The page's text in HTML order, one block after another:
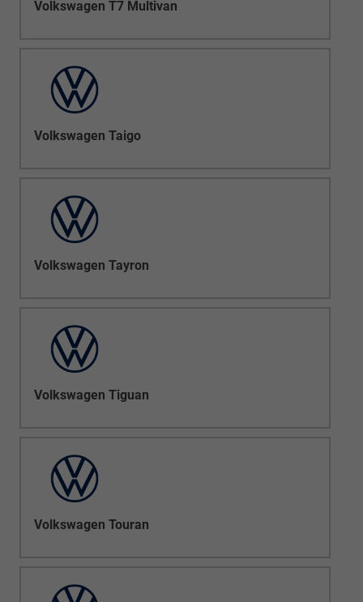
Volkswagen T7 Multivan
Volkswagen Taigo
Volkswagen Tayron
Volkswagen Tiguan
Volkswagen Touran